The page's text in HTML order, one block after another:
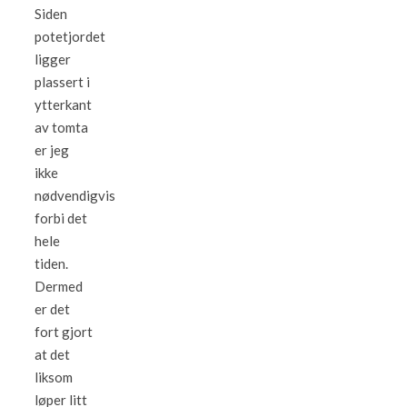
Siden
potetjordet
ligger
plassert i
ytterkant
av tomta
er jeg
ikke
nødvendigvis
forbi det
hele
tiden.
Dermed
er det
fort gjort
at det
liksom
løper litt